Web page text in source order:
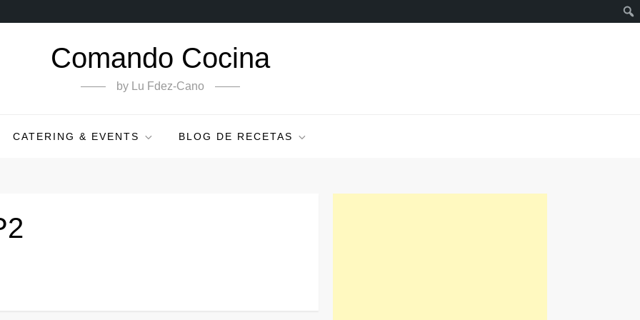
Comando Cocina
by Lu Fdez-Cano
CATERING & EVENTS BLOG DE RECETAS